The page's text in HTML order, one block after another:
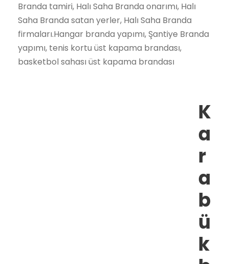
Branda tamiri, Halı Saha Branda onarımı, Halı
Saha Branda satan yerler, Halı Saha Branda
firmaları.Hangar branda yapımı, Şantiye Branda
yapımı, tenis kortu üst kapama brandası,
basketbol sahası üst kapama brandası
K
a
r
a
b
ü
k